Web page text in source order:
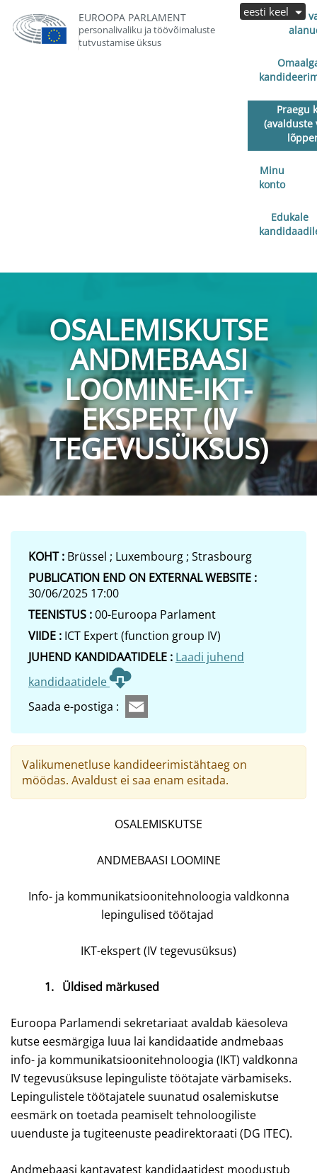
EUROOPA PARLAMENT
personalivaliku ja töövõimaluste
tutvustamise üksus
Avalduste
Praegu
(avalduste
Minu
konto
Edukale
eesti keel
OSALEMISKUTSE
ANDMEBAASI
LOOMINE-IKT-
EKSPERT (IV
TEGEVUSÜKSUS)
KOHT : Brüssel ; Luxembourg ; Strasbourg
PUBLICATION END ON EXTERNAL WEBSITE :
30/06/2025 17:00
TEENISTUS :00-Euroopa Parlament
VIIDE : ICT Expert (function group IV)
JUHEND KANDIDAATIDELE : Laadi juhend
kandidaatidele
Saada e-postiga :
Valikumenetluse kandideerimistähtaeg on
möödas. Avaldust ei saa enam esitada.
OSALEMISKUTSE
ANDMEBAASI LOOMINE
Info- ja kommunikatsioonitehnoloogia valdkonna
lepingulised töötajad
IKT-ekspert (IV tegevusüksus)
1. Üldised märkused
Euroopa Parlamendi sekretariaat avaldab käesoleva
kutse eesmärgiga luua lai kandidaatide andmebaas
info- ja kommunikatsioonitehnoloogia (IKT) valdkonna
IV tegevusüksuse lepinguliste töötajate värbamiseks.
Lepingulistele töötajatele suunatud osalemiskutse
eesmärk on toetada peamiselt tehnoloogiliste
uuenduste ja tugiteenuste peadirektoraati (DG ITEC).
Andmebaasi kantavatest kandidaatidest moodustub